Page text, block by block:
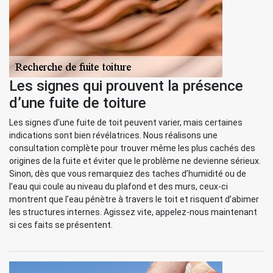
Les signes qui prouvent la présence
d’une fuite de toiture
Les signes d’une fuite de toit peuvent varier, mais certaines
indications sont bien révélatrices. Nous réalisons une
consultation complète pour trouver même les plus cachés des
origines de la fuite et éviter que le problème ne devienne sérieux.
Sinon, dès que vous remarquiez des taches d’humidité ou de
l’eau qui coule au niveau du plafond et des murs, ceux-ci
montrent que l’eau pénètre à travers le toit et risquent d’abimer
les structures internes. Agissez vite, appelez-nous maintenant
si ces faits se présentent.